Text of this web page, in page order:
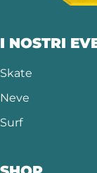
I NOSTRI
Skate
Neve
Surf